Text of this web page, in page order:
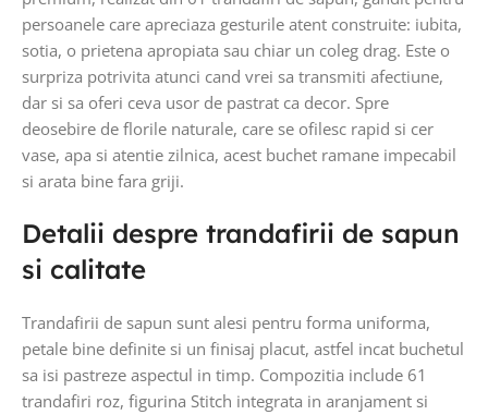
persoanele care apreciaza gesturile atent construite: iubita,
sotia, o prietena apropiata sau chiar un coleg drag. Este o
surpriza potrivita atunci cand vrei sa transmiti afectiune,
dar si sa oferi ceva usor de pastrat ca decor. Spre
deosebire de florile naturale, care se ofilesc rapid si cer
vase, apa si atentie zilnica, acest buchet ramane impecabil
si arata bine fara griji.
Detalii despre trandafirii de sapun
si calitate
Trandafirii de sapun sunt alesi pentru forma uniforma,
petale bine definite si un finisaj placut, astfel incat buchetul
sa isi pastreze aspectul in timp. Compozitia include 61
trandafiri roz, figurina Stitch integrata in aranjament si